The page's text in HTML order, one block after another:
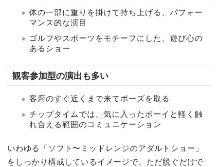
体の一部に重りを掛けて持ち上げる、パフォー
マンス的な演目
ゴルフやスポーツをモチーフにした、遊び心の
あるショー
観客参加型の演出も多い
客席のすぐ近くまで来てポーズを取る
チップタイムでは、気に入ったボーイと軽く触
れ合える範囲のコミュニケーション
いわゆる「ソフト〜ミッドレンジのアダルトショー」
をしっかり構成しているイメージで、ただ脱ぐだけで